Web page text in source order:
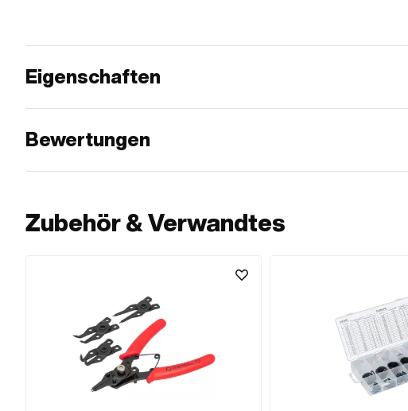
Eigenschaften
Bewertungen
Zubehör & Verwandtes